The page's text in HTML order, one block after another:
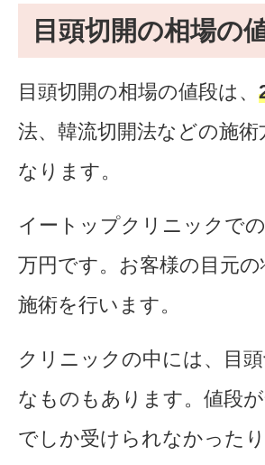
目頭切開の相場の
目頭切開の相場の値段は、
法、韓流切開法などの施
なります。
イートップクリニックで
万円です。お客様の目元
施術を行います。
クリニックの中には、目
なものもあります。値段
でしか受けられなかった